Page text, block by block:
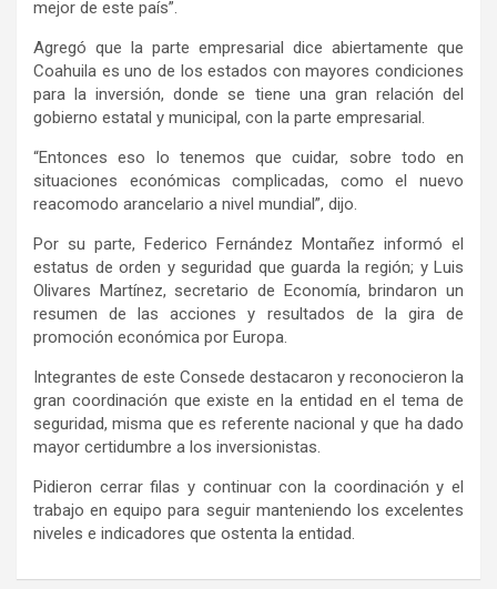
mejor de este país”.
Agregó que la parte empresarial dice abiertamente que
Coahuila es uno de los estados con mayores condiciones
para la inversión, donde se tiene una gran relación del
gobierno estatal y municipal, con la parte empresarial.
“Entonces eso lo tenemos que cuidar, sobre todo en
situaciones económicas complicadas, como el nuevo
reacomodo arancelario a nivel mundial”, dijo.
Por su parte, Federico Fernández Montañez informó el
estatus de orden y seguridad que guarda la región; y Luis
Olivares Martínez, secretario de Economía, brindaron un
resumen de las acciones y resultados de la gira de
promoción económica por Europa.
Integrantes de este Consede destacaron y reconocieron la
gran coordinación que existe en la entidad en el tema de
seguridad, misma que es referente nacional y que ha dado
mayor certidumbre a los inversionistas.
Pidieron cerrar filas y continuar con la coordinación y el
trabajo en equipo para seguir manteniendo los excelentes
niveles e indicadores que ostenta la entidad.